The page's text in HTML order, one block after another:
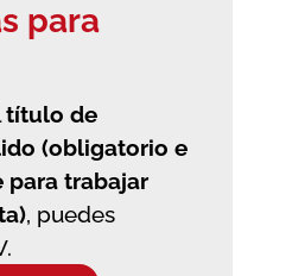
para
título de
(obligatorio e
para trabajar
, puedes